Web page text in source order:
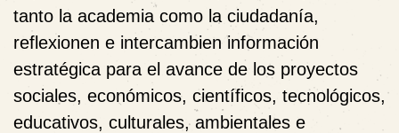
tanto la academia como la ciudadanía,
reflexionen e intercambien información
estratégica para el avance de los proyectos
sociales, económicos, científicos, tecnológicos,
educativos, culturales, ambientales e